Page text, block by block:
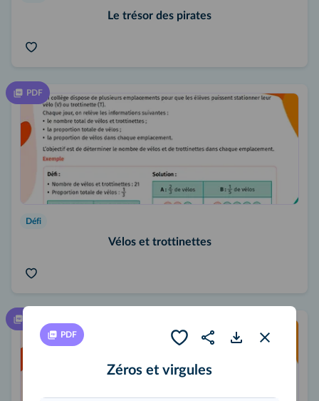
Le trésor des pirates
PDF
Défi
Vélos et trottinettes
PDF
Zéros et virgules